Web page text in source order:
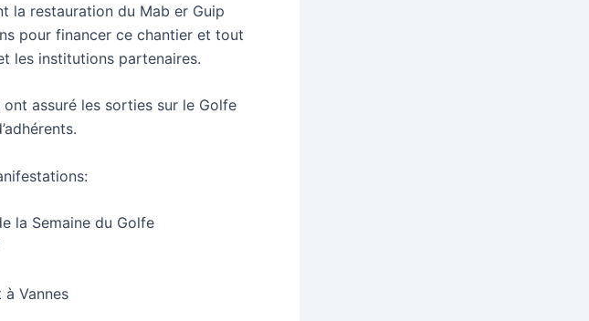
la restauration du Mab er Guip
pour financer ce chantier et tout
les institutions partenaires.
assuré les sorties sur le Golfe
la Semaine du Golfe
Vannes